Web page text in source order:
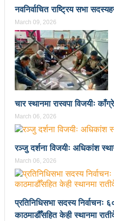
उपनिर्वाचन २०८१: एमालेभन्दा
ककनी २ मा माओवादी विजयी
ककनी २ मा खस्यो ६८
उपचुनाव सकियो: ६२
पालिका उपचुनाव: ४१ पदका
भरतपुुरमा सार्वजनिक सुनुवाई,
मेयर दाहालको निर्देशन
उपनिर्वाचन सुशासनका पक्षमा र
गर्ने महत्वपूर्ण अवसर: प्रचण्ड
सुरु भयो चौथो सुनवल महोत्सव:
लागि पर्ने मन्त्री कलवारको भनाइ
नवनिर्वाचित राष्ट्रिय सभा
March 09, 2026
चार स्थानमा रास्वपा विजयीः
March 06, 2026
रञ्जु दर्शना विजयीः अधिकांश
March 06, 2026
प्रतिनिधिसभा सदस्य निर्वाचनः
काठमाडौँसहित केही स्थानमा